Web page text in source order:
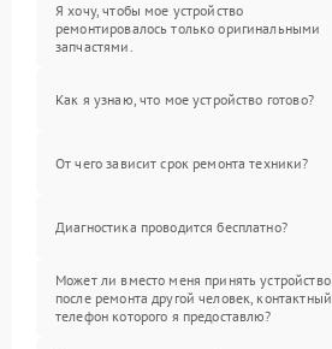
Я хочу, чтобы мое устройство
ремонтировалось только оригинальными
запчастями.
Как я узнаю, что мое устройство готово?
От чего зависит срок ремонта техники?
Диагностика проводится бесплатно?
Может ли вместо меня принять устройство
после ремонта другой человек, контактный
телефон которого я предоставлю?